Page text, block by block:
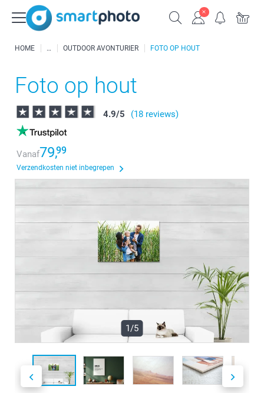
HOME OUTDOOR AVONTURIER FOTO OP HOUT
Foto op hout
4.9/5 (18 reviews)
Vanaf79,99
Verzendkosten niet inbegrepen
1/5